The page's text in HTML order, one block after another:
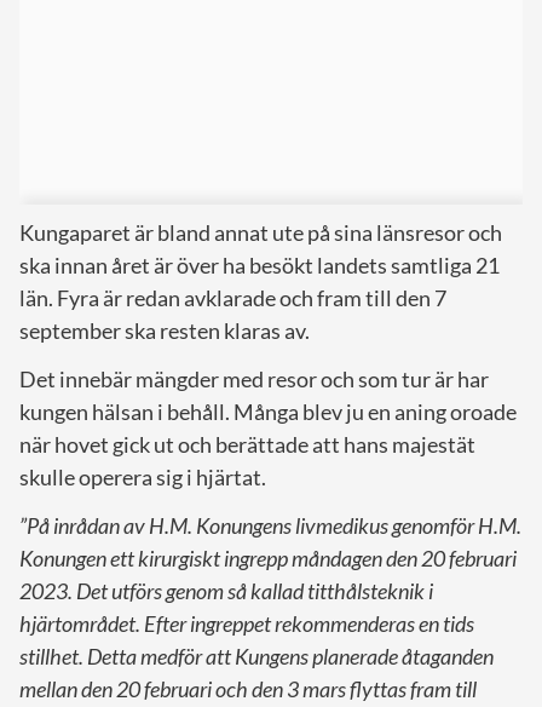
Kungaparet är bland annat ute på sina länsresor och
ska innan året är över ha besökt landets samtliga 21
län. Fyra är redan avklarade och fram till den 7
september ska resten klaras av.
Det innebär mängder med resor och som tur är har
kungen hälsan i behåll. Många blev ju en aning oroade
när hovet gick ut och berättade att hans majestät
skulle operera sig i hjärtat.
”På inrådan av H.M. Konungens livmedikus genomför H.M.
Konungen ett kirurgiskt ingrepp måndagen den 20 februari
2023. Det utförs genom så kallad titthålsteknik i
hjärtområdet. Efter ingreppet rekommenderas en tids
stillhet. Detta medför att Kungens planerade åtaganden
mellan den 20 februari och den 3 mars flyttas fram till